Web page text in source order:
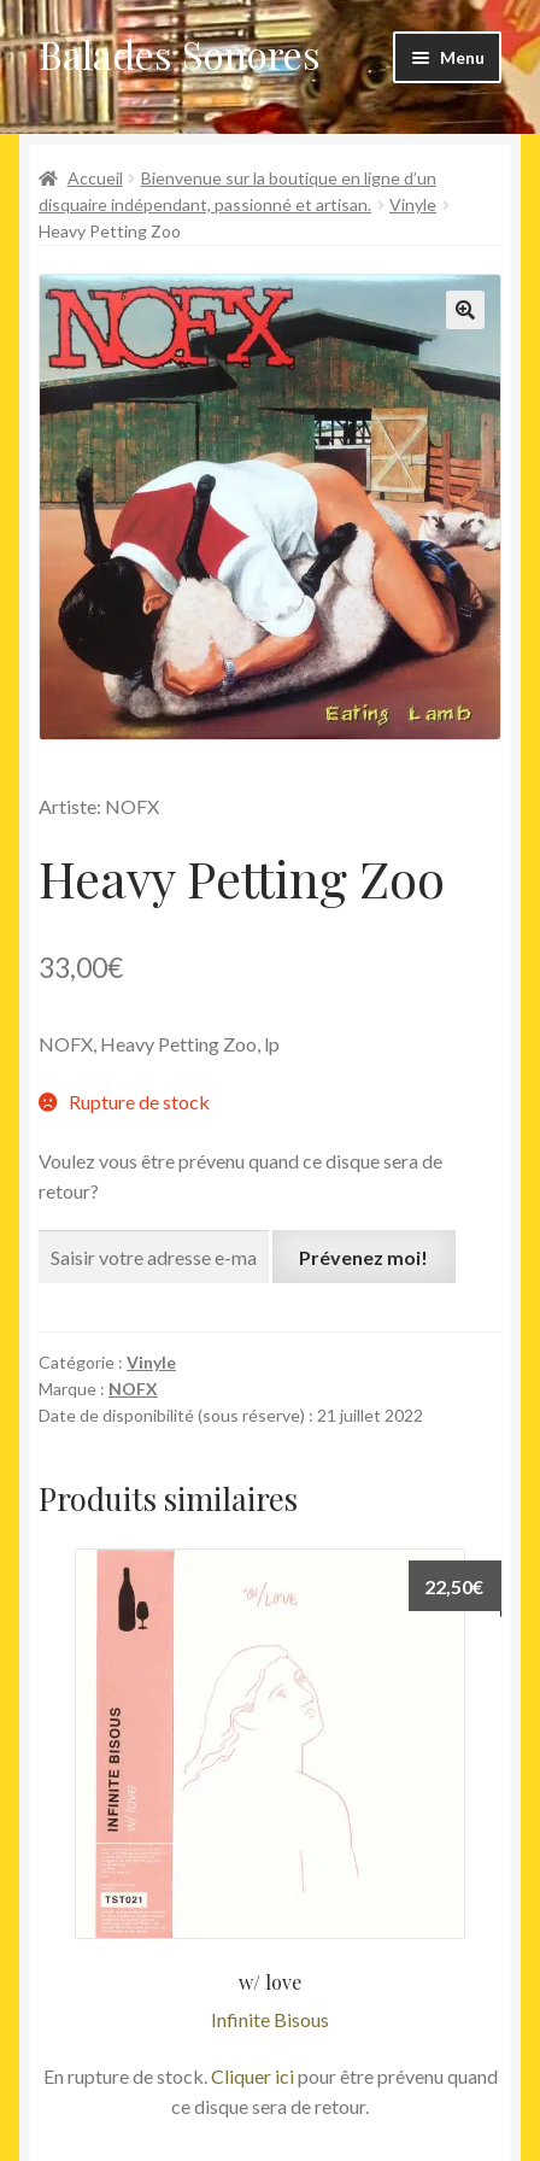
Aller
à
la
navigation
Aller
au
contenu
Balades Sonores Menu
Boutique
Nouveaux arrivages
Précommandes
Agenda
Accueil
Bienvenue sur la boutique en ligne d’un
disquaire indépendant, passionné et artisan.
Vinyle
Heavy Petting Zoo
Artiste: NOFX
Heavy Petting Zoo
33,00€
NOFX, Heavy Petting Zoo, lp
Rupture de stock
Voulez vous être prévenu quand ce disque sera de
retour?
Prévenez moi!
Catégorie : Vinyle
Marque : NOFX
Date de disponibilité (sous réserve) : 21 juillet 2022
Produits similaires
w/ love
Infinite Bisous
22,50€
En rupture de stock.Cliquer icipour être prévenu quand
ce disque sera de retour.